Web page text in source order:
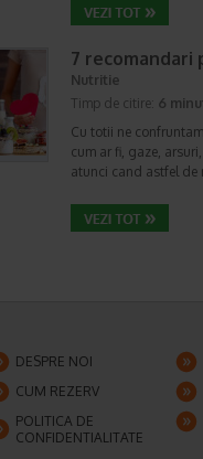
7 recomandari
Nutritie
Timp de citire: 6
Cu totii ne
cum ar fi, gaze,
atunci cand astfel de
DESPRE NOI
CUM REZERV
POLITICA DE
CONFIDENTIALITATE